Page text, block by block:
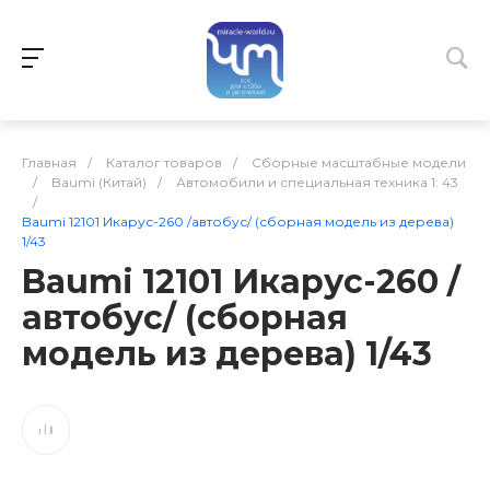
Главная / Каталог товаров /
Сборные масштабные модели
/
Baumi (Китай) /
Автомобили и специальная техника 1: 43
/
Baumi 12101 Икарус-260 /автобус/ (сборная модель из дерева)
1/43
Baumi 12101 Икарус-260 /
автобус/ (сборная
модель из дерева) 1/43